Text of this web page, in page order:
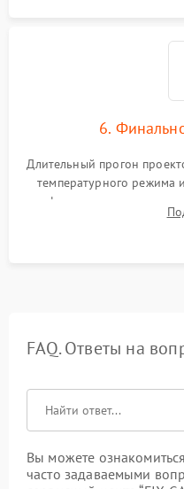
6.
Длительный прогон
температурного режима
фокуса, контрастности
таблицах. Проверка
FAQ. Ответы на
Вы можете
часто задаваемыми